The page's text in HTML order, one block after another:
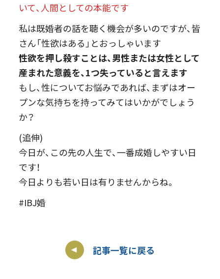
いて、人間としての本能です
私は既婚者の話を聴く機会が多いのですが、皆
さん「性欲はある」とおっしゃいます
性欲を押し殺すことは、男性または女性として
産まれた意義を、1つ失っていると言えます
もし、性についてお悩みであれば、まずはオー
プンな気持ちを持ってみてはいかがでしょう
か？
(追伸)
今日が、この先の人生で、一番成婚しやすい日
です！
今日よりも若い日は有りませんからね。
#IBJ婚
記事一覧に戻る